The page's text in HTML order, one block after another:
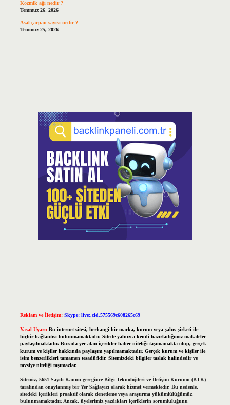
Kozmik ağı nedir ?
Temmuz 26, 2026
Asal çarpan sayısı nedir ?
Temmuz 25, 2026
Reklam ve İletişim: Skype: live:.cid.575569c608265c69
Yasal Uyarı: Bu internet sitesi, herhangi bir marka, kurum veya şahıs şirketi ile
hiçbir bağlantısı bulunmamaktadır. Sitede yalnızca kendi hazırladığımız makaleler
paylaşılmaktadır. Burada yer alan içerikler haber niteliği taşımamakta olup, gerçek
kurum ve kişiler hakkında paylaşım yapılmamaktadır. Gerçek kurum ve kişiler ile
isim benzerlikleri tamamen tesadüfidir. Sitemizdeki bilgiler taslak halindedir ve
tavsiye niteliği taşımazlar.
Sitemiz, 5651 Sayılı Kanun gereğince Bilgi Teknolojileri ve İletişim Kurumu (BTK)
tarafından onaylanmış bir Yer Sağlayıcı olarak hizmet vermektedir. Bu nedenle,
sitedeki içerikleri proaktif olarak denetleme veya araştırma yükümlülüğümüz
bulunmamaktadır. Ancak, üyelerimiz yazdıkları içeriklerin sorumluluğunu